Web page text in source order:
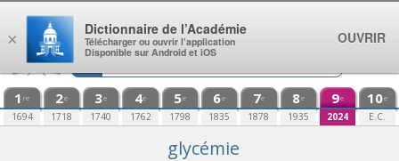
Aller au contenu
1 re
1694
2e
1718
3e
1740
4e
1762
5e
1798
6e
1835
7e
1878
8e
1935
9e
2024
10e
E.C.
glycémie
×
Dictionnaire de l’Académie
Télécharger ou ouvrir l’application
Disponible sur Android et iOS
OUVRIR